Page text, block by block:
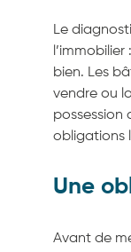
Le
bien. Les
vendre ou
possession
obligations
Une
Avant de